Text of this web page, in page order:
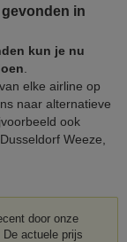
in
kun je nu
elke airline op
naar alternatieve
ook
Weeze,
door onze
actuele prijs